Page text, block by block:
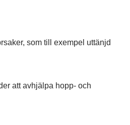
som till exempel uttänjd
att avhjälpa hopp- och